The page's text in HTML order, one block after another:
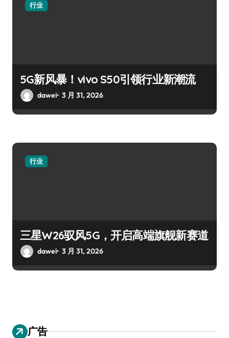
行业
5G新风暴！vivo S50引领行业新潮流
dawei 3 月 31, 2026
行业
三星W26驭风5G，开启高端旗舰新赛道
dawei 3 月 31, 2026
广告